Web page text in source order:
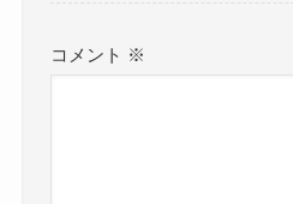
コメント ※